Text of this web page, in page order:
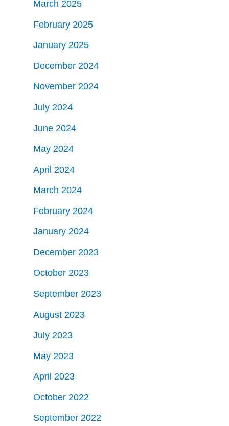
March 2025
February 2025
January 2025
December 2024
November 2024
July 2024
June 2024
May 2024
April 2024
March 2024
February 2024
January 2024
December 2023
October 2023
September 2023
August 2023
July 2023
May 2023
April 2023
October 2022
September 2022